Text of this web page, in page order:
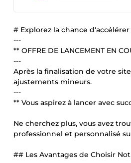
# Explorez la chance
---
** OFFRE DE LANCEMENT EN
---
Après la finalisation de votre
ajustements mineurs.
---
** Vous aspirez à lancer avec
Ne cherchez plus, vous avez
professionnel et personnalisé
## Les Avantages de Choisir